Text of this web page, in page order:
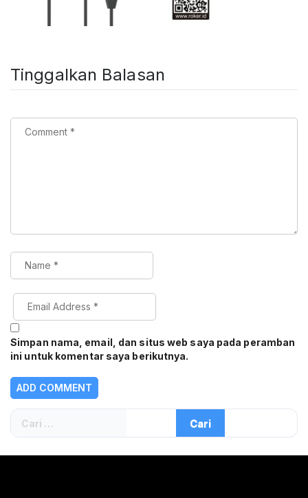
Tinggalkan Balasan
Simpan nama, email, dan situs web saya pada peramban
ini untuk komentar saya berikutnya.
Cari
untuk: